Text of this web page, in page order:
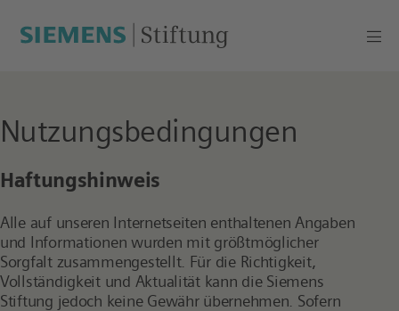
Nutzungsbedingungen
Haftungshinweis
Alle auf unseren Internetseiten enthaltenen Angaben
und Informationen wurden mit größtmöglicher
Sorgfalt zusammengestellt. Für die Richtigkeit,
Vollständigkeit und Aktualität kann die Siemens
Stiftung jedoch keine Gewähr übernehmen. Sofern